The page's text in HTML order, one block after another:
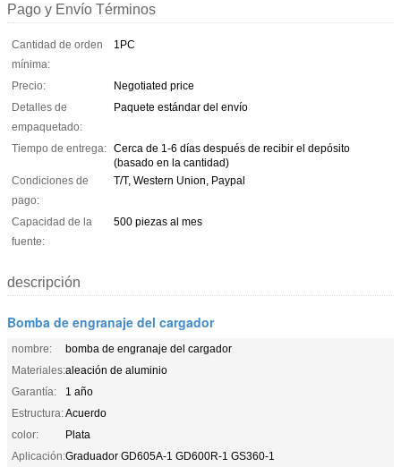
Pago y Envío Términos
Cantidad de orden
mínima:
1PC
Precio:
Negotiated price
Detalles de
empaquetado:
Paquete estándar del envío
Tiempo de entrega: Cerca de 1-6 días después de recibir el depósito
(basado en la cantidad)
Condiciones de
pago:
T/T, Western Union, Paypal
Capacidad de la
fuente:
500 piezas al mes
descripción
Bomba de engranaje del cargador
nombre:
bomba de engranaje del cargador
Materiales:aleación de aluminio
Garantía:
1 año
Estructura:Acuerdo
color:
Plata
Aplicación:Graduador GD605A-1 GD600R-1 GS360-1